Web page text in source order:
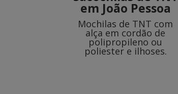
em João Pessoa
Mochilas de TNT com
alça em cordão de
polipropileno ou
poliester e ilhoses.